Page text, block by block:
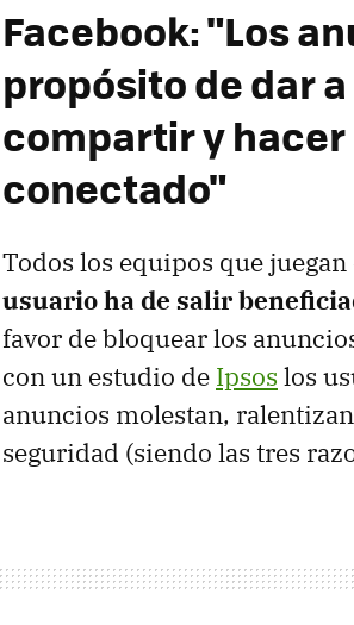
Facebook: "Los
propósito de dar
compartir y
conectado"
Todos los equipos que
usuario ha de salir
favor de bloquear los
con un estudio de Ipsos los
anuncios molestan,
seguridad (siendo las tres